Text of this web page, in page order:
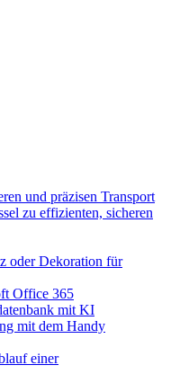
und präzisen Transport
zu effizienten, sicheren
oder Dekoration für
Office 365
mit KI
mit dem Handy
einer